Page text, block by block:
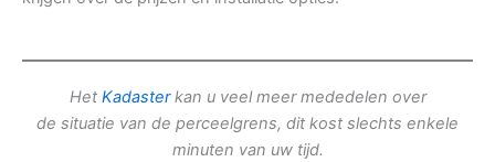
Het Kadasterkan u veel meer mededelen over
de situatie van de perceelgrens, dit kost slechts enkele
minuten van uw tijd.